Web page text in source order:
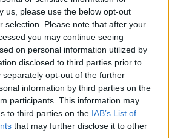
us, please use the below opt-out
selection. Please note that after your
you may continue seeing
on personal information utilized by
disclosed to third parties prior to
separately opt-out of the further
information by third parties on the
participants. This information may
to third parties on the IAB’s List of
that may further disclose it to other
σπαρακτική ανάρτηση για τη
στην εμπρηστική επίθεση
Η συλλογική μνήμη δεν σβήνει
πιστεύει